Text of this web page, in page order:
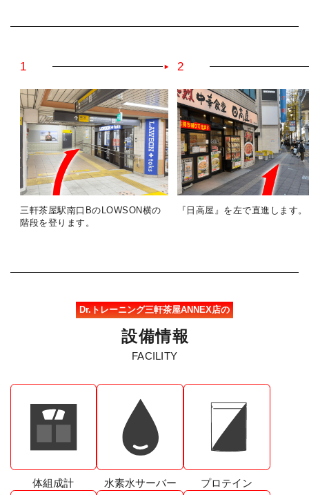
1 2
三軒茶屋駅南口BのLOWSON横の
階段を登ります。
『日高屋』を左で直進します。
Dr.トレーニング三軒茶屋ANNEX店の
設備情報
FACILITY
体組成計 水素水サーバー プロテイン